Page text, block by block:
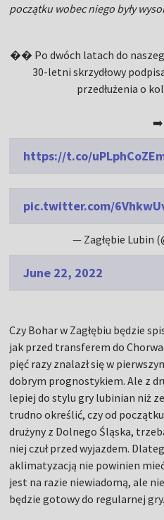
początku wobec niego były
�� Po dwóch latach do
30-letni skrzydłowy
przedłużenia o
➡️
https://t.co/
pic.twitter.com/
— Zagłębie Lubin
June 22, 2022
Czy Bohar w Zagłębiu będzie
jak przed transferem do
pięć razy znalazł się w
dobrym prognostykiem. Ale z
lepiej do stylu gry lubinian niż
trudno określić, czy od
drużyny z Dolnego Śląska,
niej czuł przed wyjazdem.
aklimatyzacją nie powinien
jest na razie niewiadomą, ale
będzie gotowy do regularnej gry.